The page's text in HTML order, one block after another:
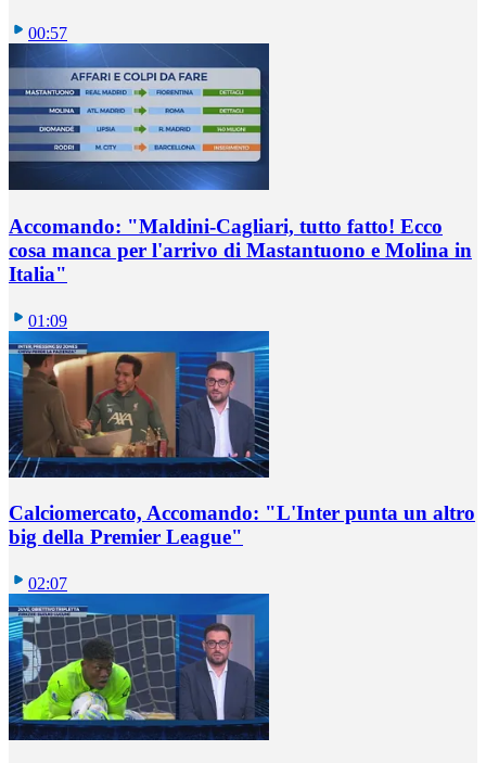
00:57
Accomando: "Maldini-Cagliari, tutto fatto! Ecco
cosa manca per l'arrivo di Mastantuono e Molina in
Italia"
01:09
Calciomercato, Accomando: "L'Inter punta un altro
big della Premier League"
02:07